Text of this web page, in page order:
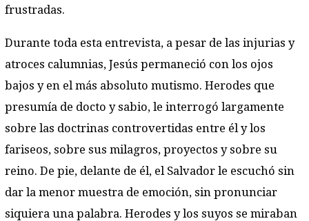
frustradas.
Durante toda esta entrevista, a pesar de las injurias y
atroces calumnias, Jesús permaneció con los ojos
bajos y en el más absoluto mutismo. Herodes que
presumía de docto y sabio, le interrogó largamente
sobre las doctrinas controvertidas entre él y los
fariseos, sobre sus milagros, proyectos y sobre su
reino. De pie, delante de él, el Salvador le escuchó sin
dar la menor muestra de emoción, sin pronunciar
siquiera una palabra. Herodes y los suyos se miraban